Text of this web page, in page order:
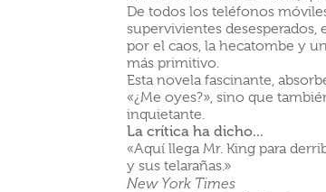
De todos los teléfonos
supervivientes desesperados,
por el caos, la hecatombe y
más primitivo.
Esta novela fascinante,
«¿Me oyes?», sino que
inquietante.
La crítica ha dicho...
«Aquí llega Mr. King para
y sus telarañas.»
New York Times